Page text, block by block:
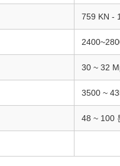
759 KN -
30 ~ 32
3500 ~
48 ~ 100